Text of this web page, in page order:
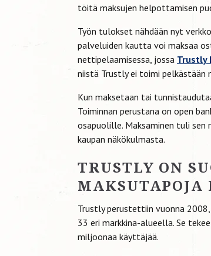
töitä maksujen helpottamisen
Työn tulokset nähdään nyt
palveluiden kautta voi maksaa
nettipelaamisessa, jossa Trustly
niistä Trustly ei toimi pelkästään
Kun maksetaan tai
Toiminnan perustana on open
osapuolille. Maksaminen tuli
kaupan näkökulmasta.
TRUSTLY ON
MAKSUTAPOJA
Trustly perustettiin vuonna
33 eri markkina-alueella. Se
miljoonaa käyttäjää.